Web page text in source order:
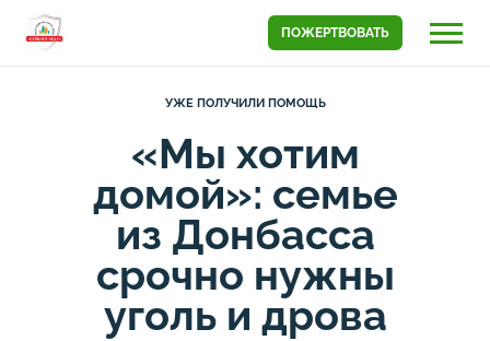
ПОЖЕРТВОВАТЬ
УЖЕ ПОЛУЧИЛИ ПОМОЩЬ
«Мы хотим
домой»: семье
из Донбасса
срочно нужны
уголь и дрова